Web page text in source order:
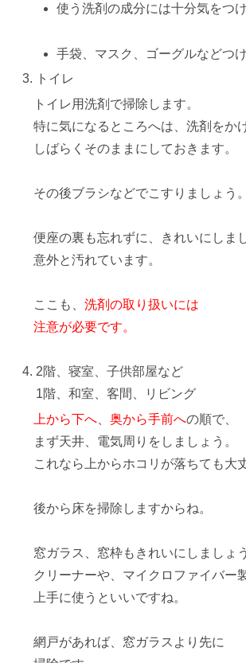
使う洗剤の成分には十分気をつ
手袋、マスク、ゴーグルなどつ
トイレ
トイレ用洗剤で掃除します。
特に気になるところへは、洗剤をかけ
しばらくそのままにしておきます。
その後ブラシなどでこすりましょう。
便座の裏も忘れずに、きれいにしま
意外と汚れています。
ここも、 洗剤の取り扱いには
注意が必要です。
2階、寝室、子供部屋など
1階、和室、客間、リビング
上から下へ
奥から手前への順で、
まず天井、電気周りをしましょう。
これなら上からホコリが落ちても大
後から床を掃除しますからね。
窓ガラス、窓枠もきれいにしましょう
クリーナーや、マイクロファイバー
上手に使うといいですね。
網戸があれば、窓ガラスより先に